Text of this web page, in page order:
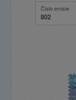
Číslo emisie
802